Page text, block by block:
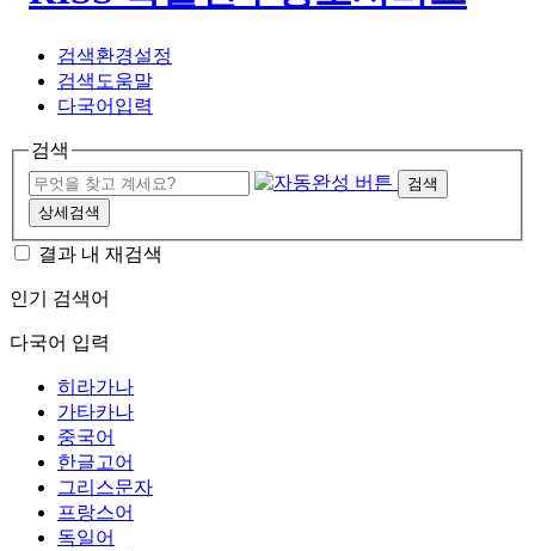
검색환경설정
검색도움말
다국어입력
검색
검색
상세검색
결과 내 재검색
인기 검색어
다국어 입력
히라가나
가타카나
중국어
한글고어
그리스문자
프랑스어
독일어